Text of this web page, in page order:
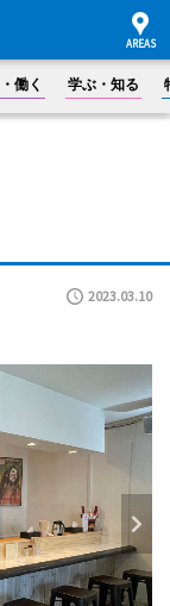
働く 学ぶ・知る
2023.03.10